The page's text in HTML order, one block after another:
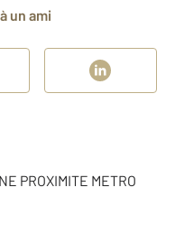
un ami
PROXIMITE METRO